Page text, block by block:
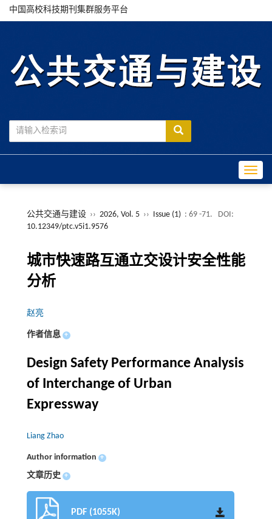
中国高校科技期刊集群服务平台
公共交通与建设 ›› 2026, Vol. 5 ›› Issue (1) : 69 -71.
DOI:
10.12349/ptc.v5i1.9576
城市快速路互通立交设计安全性能
分析
赵亮
作者信息 +
Design Safety Performance Analysis
of Interchange of Urban
Expressway
Liang Zhao
Author information +
文章历史 +
PDF (1055K)